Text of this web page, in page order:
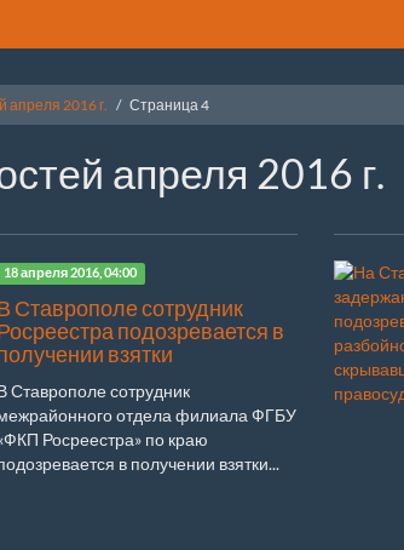
апреля 2016 г. Страница 4
апреля 2016 г.
18 апреля 2016, 04:00
Ставрополе сотрудник
подозревается в
взятки
Ставрополе сотрудник
отдела филиала ФГБУ
Росреестра» по краю
в получении взятки...